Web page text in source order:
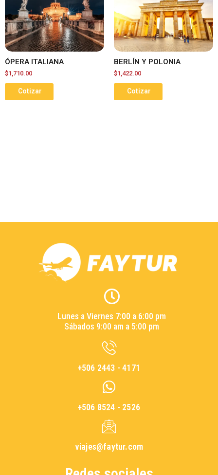
ÓPERA ITALIANA
$1,710.00
Cotizar
BERLÍN Y POLONIA
$1,422.00
Cotizar
Lunes a Viernes 7:00 a 6:00 pm
Sábados 9:00 am a 5:00 pm
+506 2443 - 4171
+506 8524 - 2526
viajes@faytur.com